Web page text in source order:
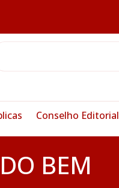
Conselho Editorial
BEM